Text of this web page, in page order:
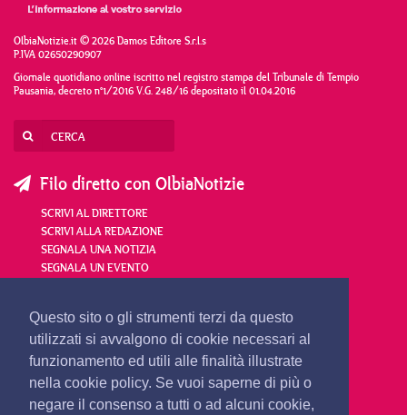
Questo sito o gli strumenti terzi da questo
utilizzati si avvalgono di cookie necessari al
funzionamento ed utili alle finalità illustrate
nella cookie policy. Se vuoi saperne di più o
negare il consenso a tutti o ad alcuni cookie,
OlbiaNotizie.it © 2026 Damos Editore S.r.l.s
P.IVA 02650290907
Giornale quotidiano online iscritto nel registro stampa del Tribunale di Tempio
Pausania, decreto n°1/2016 V.G. 248/16 depositato il 01.04.2016
Filo diretto con OlbiaNotizie
SCRIVI AL DIRETTORE
SCRIVI ALLA REDAZIONE
SEGNALA UNA NOTIZIA
SEGNALA UN EVENTO
redazione@olbianotizie.it